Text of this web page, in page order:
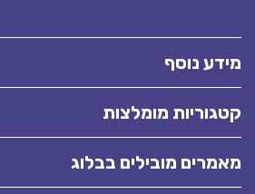
נוסף
מומלצות
מובילים בבלוג